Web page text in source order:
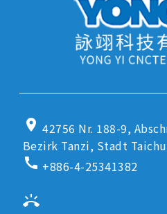
location_on 42756 Nr. 188-9,
Bezirk Tanzi, Stadt
call +886-4-25341382
ring_volume